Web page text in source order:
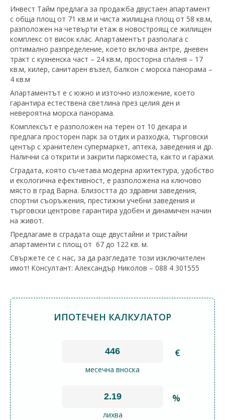
Инвест Тайм предлага за продажба двустаен апартамент
с обща площ от 71 кв.м и чиста жилищна площ от 58 кв.м,
разположен на четвърти етаж в новостроящ се жилищен
комплекс от висок клас. Апартаментът разполага с
оптимално разпределение, което включва антре, дневен
тракт с кухненска част – 24 кв.м, просторна спалня – 17
кв.м, килер, санитарен възел, балкон с морска панорама –
4 кв.м
Апартаментът е с южно и източно изложение, което
гарантира естествена светлина през целия ден и
невероятна морска панорама.
Комплексът е разположен на терен от 10 декара и
предлага просторен парк за отдих и разходка, търговски
център с хранителен супермаркет, аптека, заведения и др.
Налични са открити и закрити паркоместа, както и гаражи.
Сградата, която съчетава модерна архитектура, удобство
и екологична ефективност, е разположена на ключово
място в град Варна. Близостта до здравни заведения,
спортни съоръжения, престижни учебни заведения и
търговски центрове гарантира удобен и динамичен начин
на живот.
Предлагаме в сградата още двустайни и тристайни
апартаменти с площ от 67 до 122 кв. м.
Свържете се с нас, за да разгледате този изключителен
имот! Консултант: Александър Николов – 088 4 301555
ИПОТЕЧЕН КАЛКУЛАТОР
€
месечна вноска
%
лихва